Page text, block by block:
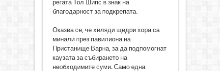
регата Тол Шипс в знак на
благодарност за подкрепата.
Оказва се, че хиляди щедри хора са
минали през павилиона на
Пристанище Варна, за да подпомогнат
каузата за събирането на
необходимите суми. Само една